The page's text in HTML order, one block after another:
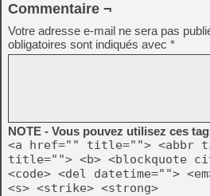
Commentaire ¬
Votre adresse e-mail ne sera pas
obligatoires sont indiqués avec *
NOTE - Vous pouvez utilisez ces
<a href="" title=""> <abbr
title=""> <b> <blockquote
<code> <del datetime="">
<s> <strike> <strong>